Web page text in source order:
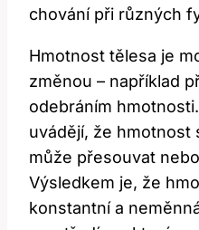
chování při různých
Hmotnost tělesa je
změnou – například
odebráním
uvádějí, že hmotnost
může přesouvat
Výsledkem je, že
konstantní a